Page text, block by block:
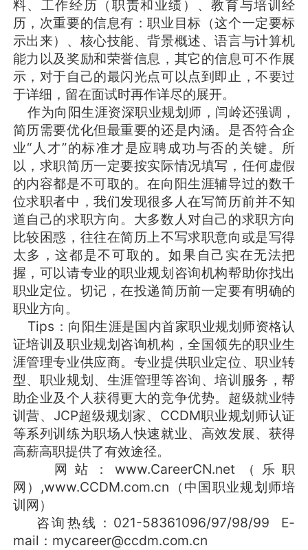
料、工作经历（职责和业绩）、教育与培训经
历，次重要的信息有：职业目标（这个一定要标
示出来）、核心技能、背景概述、语言与计算机
能力以及奖励和荣誉信息，其它的信息可不作展
示，对于自己的最闪光点可以点到即止，不要过
于详细，留在面试时再作详尽的展开。
作为向阳生涯资深职业规划师，闫岭还强调，
简历需要优化但最重要的还是内涵。是否符合企
业“人才”的标准才是应聘成功与否的关键。所
以，求职简历一定要按实际情况填写，任何虚假
的内容都是不可取的。在向阳生涯辅导过的数千
位求职者中，我们发现很多人在写简历前并不知
道自己的求职方向。大多数人对自己的求职方向
比较困惑，往往在简历上不写求职意向或是写得
太多，这都是不可取的。如果自己实在无法把
握，可以请专业的职业规划咨询机构帮助你找出
职业定位。切记，在投递简历前一定要有明确的
职业方向。
Tips：向阳生涯是国内首家职业规划师资格认
证培训及职业规划咨询机构，全国领先的职业生
涯管理专业供应商。专业提供职业定位、职业转
型、职业规划、生涯管理等咨询、培训服务，帮
助企业及个人获得更大的竞争优势。超级就业特
训营、JCP超级规划家、CCDM职业规划师认证
等系列训练为职场人快速就业、高效发展、获得
高薪高职提供了有效途径。
网站：www.CareerCN.net（乐职
网）,www.CCDM.com.cn（中国职业规划师培
训网）
咨询热线：021-58361096/97/98/99 E-
mail：mycareer@ccdm.com.cn